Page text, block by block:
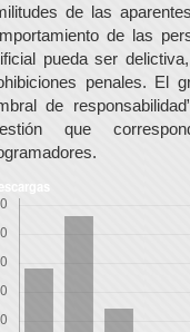
de las
de las
pueda ser
penales. El
de
que